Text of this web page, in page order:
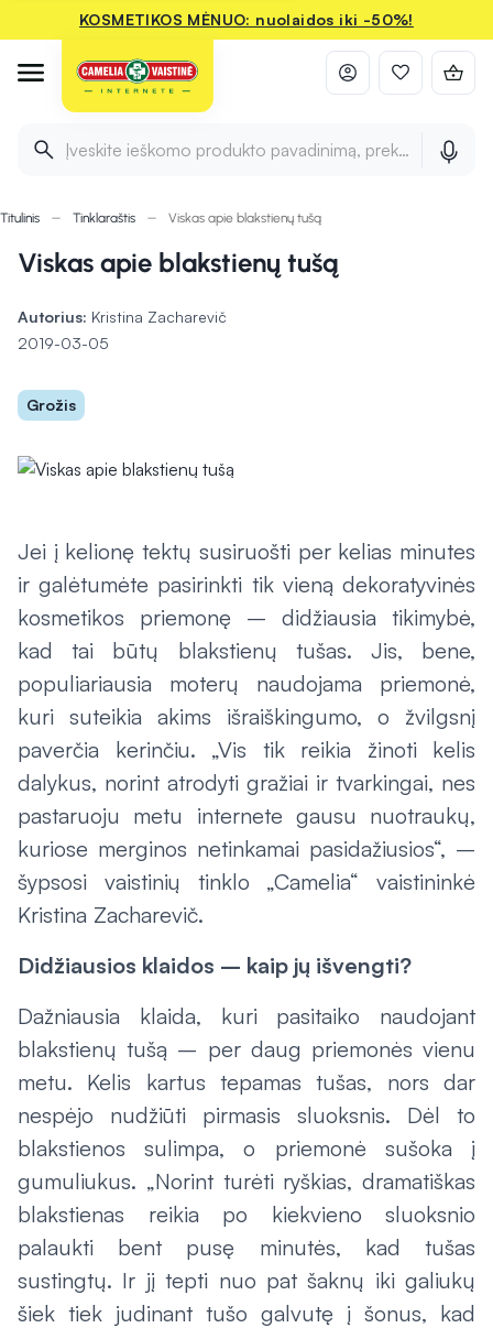
KOSMETIKOS MĖNUO: nuolaidos iki -50%!
Įveskite ieškomo produkto pavadinimą, prekės ženklą ir
Titulinis Tinklaraštis Viskas apie blakstienų tušą
Viskas apie blakstienų tušą
Autorius: Kristina Zacharevič
2019-03-05
Grožis
Jei į kelionę tektų susiruošti per kelias minutes
ir galėtumėte pasirinkti tik vieną dekoratyvinės
kosmetikos priemonę – didžiausia tikimybė,
kad tai būtų blakstienų tušas. Jis, bene,
populiariausia moterų naudojama priemonė,
kuri suteikia akims išraiškingumo, o žvilgsnį
paverčia kerinčiu. „Vis tik reikia žinoti kelis
dalykus, norint atrodyti gražiai ir tvarkingai, nes
pastaruoju metu internete gausu nuotraukų,
kuriose merginos netinkamai pasidažiusios“, –
šypsosi vaistinių tinklo „Camelia“ vaistininkė
Kristina Zacharevič.
Didžiausios klaidos – kaip jų išvengti?
Dažniausia klaida, kuri pasitaiko naudojant
blakstienų tušą – per daug priemonės vienu
metu. Kelis kartus tepamas tušas, nors dar
nespėjo nudžiūti pirmasis sluoksnis. Dėl to
blakstienos sulimpa, o priemonė sušoka į
gumuliukus. „Norint turėti ryškias, dramatiškas
blakstienas reikia po kiekvieno sluoksnio
palaukti bent pusę minutės, kad tušas
sustingtų. Ir jį tepti nuo pat šaknų iki galiukų
šiek tiek judinant tušo galvutę į šonus, kad